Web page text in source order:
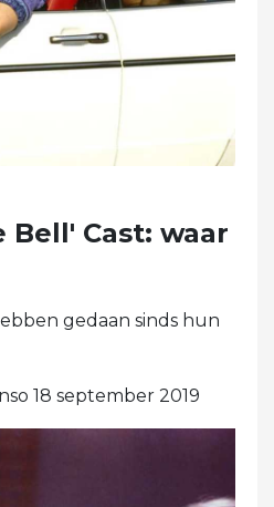
Bell' Cast: waar
gedaan sinds hun
18 september 2019